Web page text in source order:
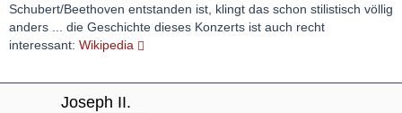
Schubert/Beethoven entstanden ist, klingt das schon stilistisch völlig
anders ... die Geschichte dieses Konzerts ist auch recht
interessant: Wikipedia
Joseph II.